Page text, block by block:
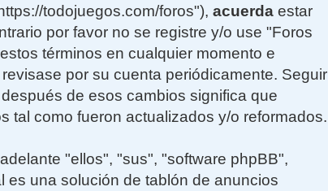
todojuegos.com/foros"), acuerda estar
por favor no se registre y/o use "Foros
términos en cualquier momento e
por su cuenta periódicamente. Seguir
de esos cambios significa que
tal como fueron actualizados y/o reformados.
"ellos", "sus", "software phpBB",
es una solución de tablón de anuncios